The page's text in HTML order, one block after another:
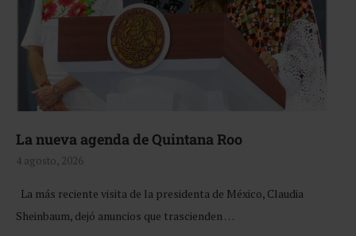
La nueva agenda de Quintana Roo
4 agosto, 2026
La más reciente visita de la presidenta de México, Claudia
Sheinbaum, dejó anuncios que trascienden …